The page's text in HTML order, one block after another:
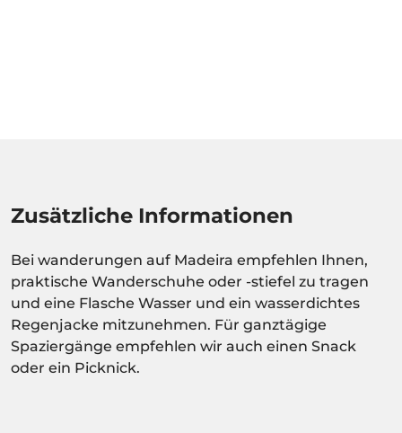
Zusätzliche Informationen
Bei wanderungen auf Madeira empfehlen Ihnen,
praktische Wanderschuhe oder -stiefel zu tragen
und eine Flasche Wasser und ein wasserdichtes
Regenjacke mitzunehmen. Für ganztägige
Spaziergänge empfehlen wir auch einen Snack
oder ein Picknick.